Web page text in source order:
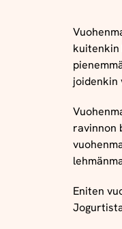
kuitenkin
joidenkin
ravinnon
Eniten